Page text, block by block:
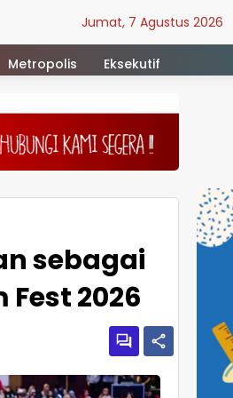
Jumat, 7 Agustus 2026
Metropolis Eksekutif
sebagai
2026